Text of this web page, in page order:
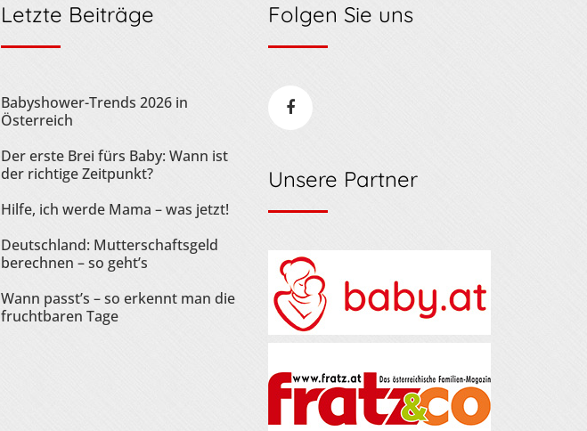
Letzte Beiträge
Babyshower-Trends 2026 in
Österreich
Der erste Brei fürs Baby: Wann ist
der richtige Zeitpunkt?
Hilfe, ich werde Mama – was jetzt!
Deutschland: Mutterschaftsgeld
berechnen – so geht’s
Wann passt’s – so erkennt man die
fruchtbaren Tage
Folgen Sie uns
Unsere Partner